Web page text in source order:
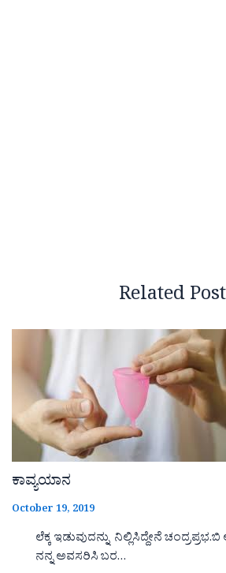
Related
ಕಾವ್ಯಯಾನ
October 19, 2019
ಲೆಕ್ಕ ಇಡುವುದನ್ನು ನಿಲ್ಲಿಸಿದ್ದೇನೆ
ನನ್ನ ಅವಸರಿಸಿ ಬರ…